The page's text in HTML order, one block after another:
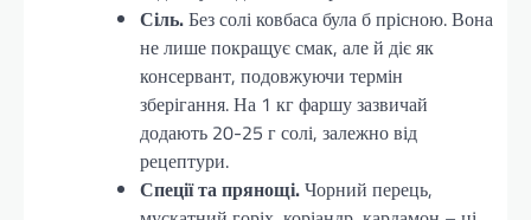
Сіль.Без солі ковбаса була б прісною. Вона
не лише покращує смак, але й діє як
консервант, подовжуючи термін
зберігання. На 1 кг фаршу зазвичай
додають 20-25 г солі, залежно від
рецептури.
Спеції та прянощі.Чорний перець,